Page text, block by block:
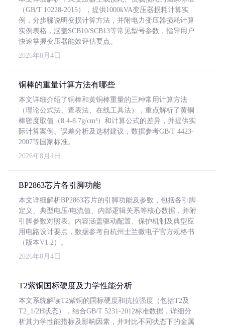
（GB/T 10228-2015），提供1000kVA变压器损耗计算实
例，分步骤说明变损计算方法，并附电力变压器损耗计算
实例表格，涵盖SCB10/SCB13等常见型号参数，指导用户
快速掌握变压器能效评估要点。
2026年8月4日
铜棒的重量计算方法有哪些
本文详细介绍了铜棒和黄铜棒重量的三种常用计算方法
（理论公式法、查表法、在线工具法），重点解析了黄铜
棒密度取值（8.4-8.7g/cm³）和计算公式的差异，并提供实
际计算案例、误差分析及选材建议，数据参考GB/T 4423-
2007等国家标准。
2026年8月4日
BP2863芯片各引脚功能
本文详细解析BP2863芯片的引脚功能及参数，包括各引脚
定义、典型电压/电流值、内部逻辑关系等核心数据，并附
引脚参数对照表。内容涵盖驱动配置、保护机制及典型应
用电路设计要点，数据参考自杭州士兰微电子官方规格书
（版本V1.2）。
2026年8月4日
T2紫铜国标硬度及力学性能分析
本文系统解读T2紫铜的国标硬度和抗拉强度（包括T2及
T2_1/2H状态），结合GB/T 5231-2012标准数据，详细分
析其力学性能指标及影响因素，并对比不同状态下的金属